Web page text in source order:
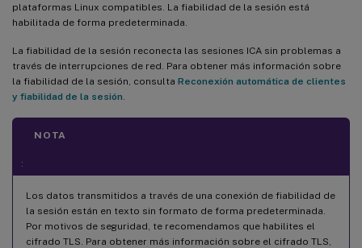
plataformas Linux compatibles. La fiabilidad de la sesión está
habilitada de forma predeterminada.
La fiabilidad de la sesión reconecta las sesiones ICA sin problemas a
través de interrupciones de red. Para obtener más información sobre
la fiabilidad de la sesión, consulta Reconexión automática de clientes
y fiabilidad de la sesión
NOTA
:
Los datos transmitidos a través de una conexión de fiabilidad de
la sesión están en texto sin formato de forma predeterminada.
Por motivos de seguridad, te recomendamos que habilites el
cifrado TLS. Para obtener más información sobre el cifrado TLS,